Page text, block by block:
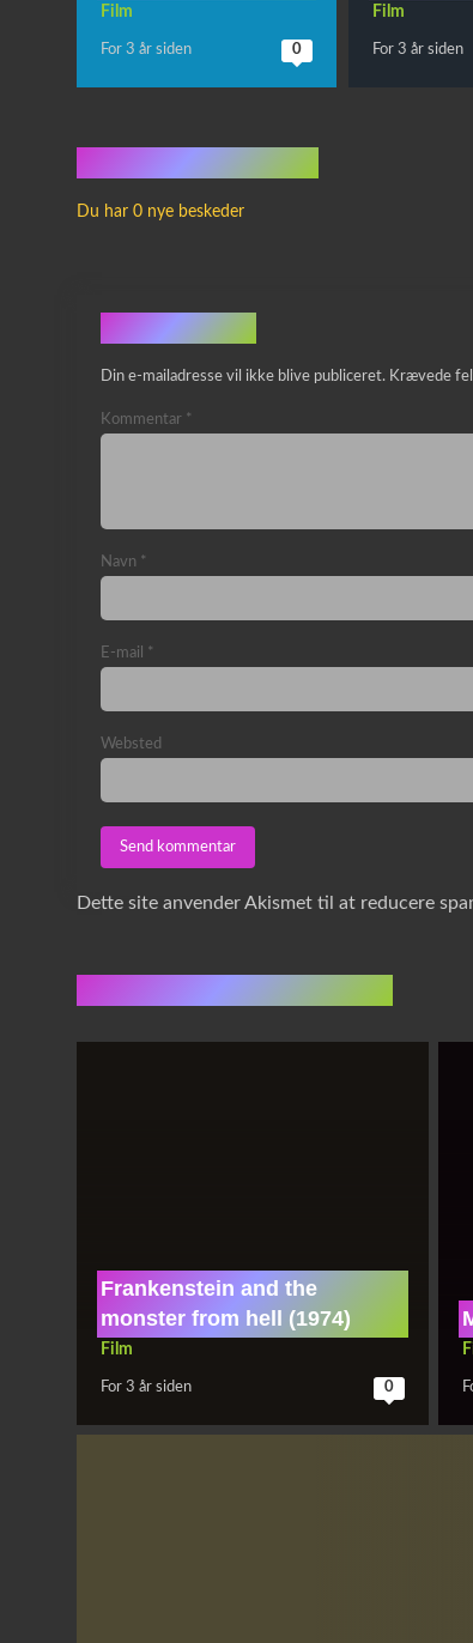
Film
For 3 år siden 0
Film
For 3 år siden
Du har 0 nye beskeder
Skriv et svar
Din e-mailadresse vil ikke blive publiceret. Krævede
Kommentar *
Navn *
E-mail *
Websted
Dette site anvender Akismet til at reducere
Frankenstein and the
monster from hell (1974)
Film
For 3 år siden 0